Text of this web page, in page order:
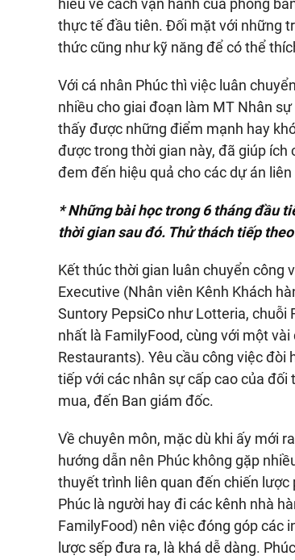
hiểu về cách vận hành của phòng
thực tế đầu tiên. Đối mặt với những
thức cũng như kỹ năng để có thể
Với cá nhân Phúc thì việc luân
nhiều cho giai đoạn làm MT Nhân
thấy được những điểm mạnh hay
được trong thời gian này, đã giúp ích
đem đến hiệu quả cho các dự án liên
* Những bài học trong 6 tháng đầu
thời gian sau đó. Thử thách tiếp
Kết thúc thời gian luân chuyển công
Executive (Nhân viên Kênh Khách
Suntory PepsiCo như Lotteria,
nhất là FamilyFood, cùng với một
Restaurants). Yêu cầu công việc
tiếp với các nhân sự cấp cao của đối
mua, đến Ban giám đốc.
Về chuyên môn, mặc dù khi ấy mới
hướng dẫn nên Phúc không gặp
thuyết trình liên quan đến chiến
Phúc là người hay đi các kênh nhà
FamilyFood) nên việc đóng góp các
lược sếp đưa ra, là khá dễ dàng.